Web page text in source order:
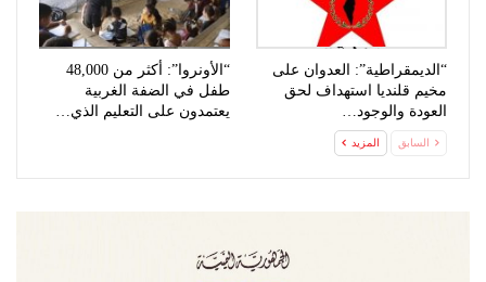
“الديمقراطية”: العدوان على
مخيم قلنديا استهداف لحق
العودة والوجود…
“الأونروا”: أكثر من 48,000
طفل في الضفة الغربية
يعتمدون على التعليم الذي…
السابق المزيد